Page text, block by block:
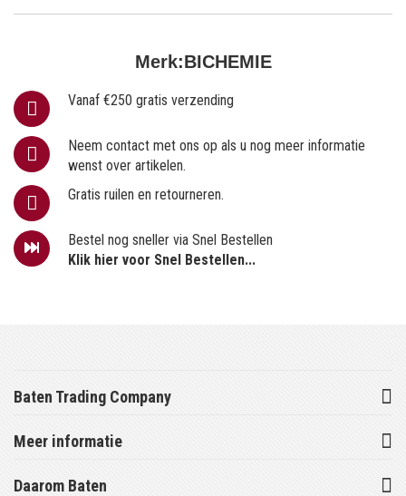
Merk:BICHEMIE
Vanaf €250 gratis verzending
Neem contact met ons op als u nog meer informatie
wenst over artikelen.
Gratis ruilen en retourneren.
Bestel nog sneller via Snel Bestellen
Klik hier voor Snel Bestellen...
Baten Trading Company
Meer informatie
Daarom Baten